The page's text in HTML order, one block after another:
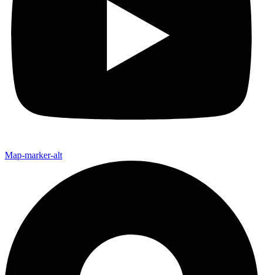
Map-marker-alt